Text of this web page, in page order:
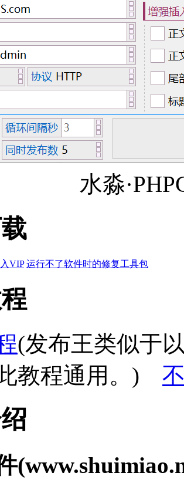
水淼
VIP 运行不了软件时的修复工具包
(发布王类似于
教程通用。)